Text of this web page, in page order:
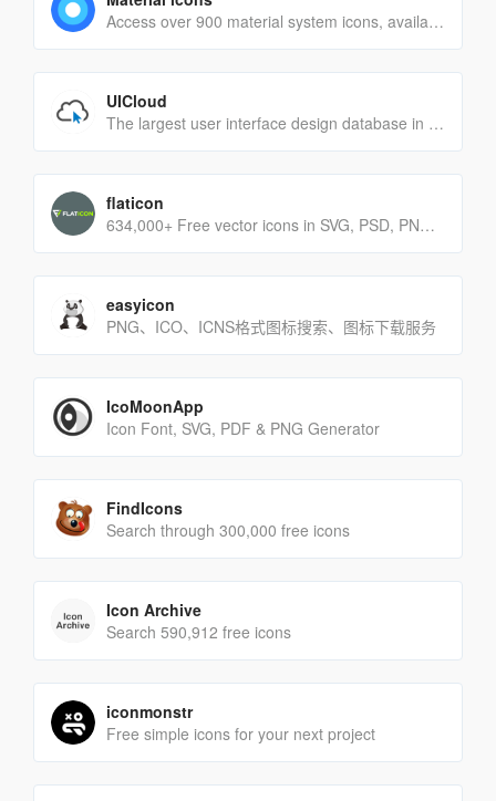
Access over 900 material system icons, available in a variety of sizes and densities, and as a web font.
UICloud
The largest user interface design database in the world.
flaticon
634,000+ Free vector icons in SVG, PSD, PNG, EPS format or as ICON FONT.
easyicon
PNG、ICO、ICNS格式图标搜索、图标下载服务
IcoMoonApp
Icon Font, SVG, PDF & PNG Generator
FindIcons
Search through 300,000 free icons
Icon Archive
Search 590,912 free icons
iconmonstr
Free simple icons for your next project